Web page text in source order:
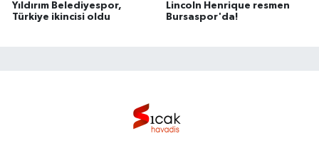
Yıldırım Belediyespor,
Türkiye ikincisi oldu
Lincoln Henrique resmen
Bursaspor'da!